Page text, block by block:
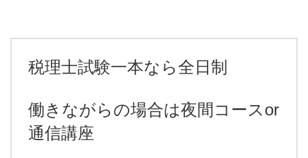
税理士試験一本なら全日制
働きながらの場合は夜間コースor
通信講座